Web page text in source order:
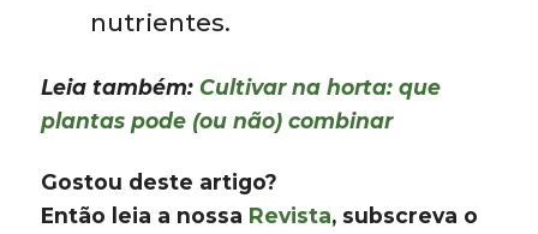
nutrientes.
Leia também: Cultivar na horta: que
plantas pode (ou não) combinar
Gostou deste artigo?
Então leia a nossa Revista, subscreva o